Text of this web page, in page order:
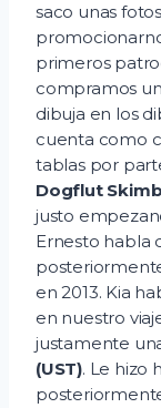
saco unas
primeros
compramos
dibuja en los
cuenta como
tablas por
Dogflut
justo
Ernesto habla
en 2013. Kia
en nuestro
justamente
(UST). Le hizo